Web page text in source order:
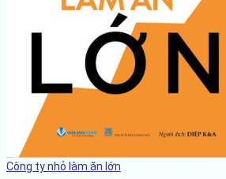
Công ty nhỏ làm ăn lớn